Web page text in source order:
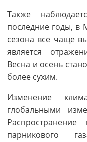
Также
последние годы, в
сезона все чаще
является
Весна и осень
более сухим.
Изменение
глобальными
парникового